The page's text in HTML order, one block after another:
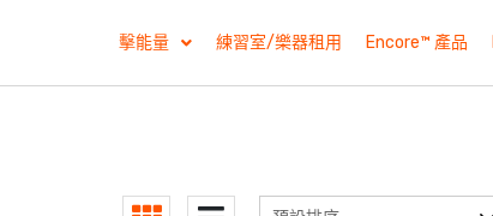
擊能量 練習室/樂器租用 Encore™ 產品